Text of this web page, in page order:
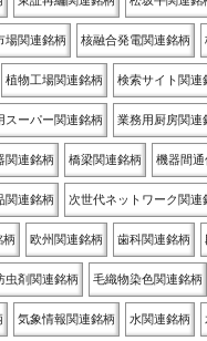
場関連銘柄 核融合発電関連銘柄
植物工場関連銘柄 検索サイト関連
スーパー関連銘柄 業務用厨房関連
関連銘柄 橋梁関連銘柄 機器間
関連銘柄 次世代ネットワーク関連
柄 欧州関連銘柄 歯科関連銘柄
虫剤関連銘柄 毛織物染色関連銘柄
気象情報関連銘柄 水関連銘柄